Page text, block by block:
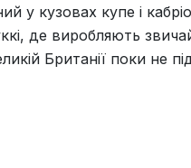
у кузовах купе і
де виробляють
Британії поки не